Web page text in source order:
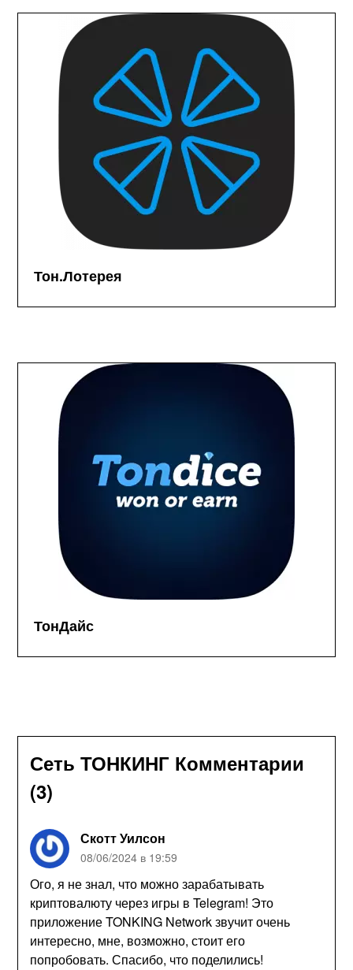
Тон.Лотерея
ТонДайс
Сеть ТОНКИНГ Комментарии
(3)
Скотт Уилсон
08/06/2024 в 19:59
Ого, я не знал, что можно зарабатывать
криптовалюту через игры в Telegram! Это
приложение TONKING Network звучит очень
интересно, мне, возможно, стоит его
попробовать. Спасибо, что поделились!